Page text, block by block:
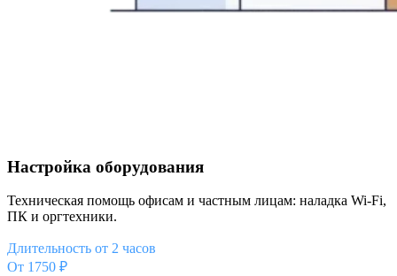
Настройка оборудования
Техническая помощь офисам и частным лицам: наладка Wi-Fi,
ПК и оргтехники.
Длительность от 2 часов
От 1750 ₽